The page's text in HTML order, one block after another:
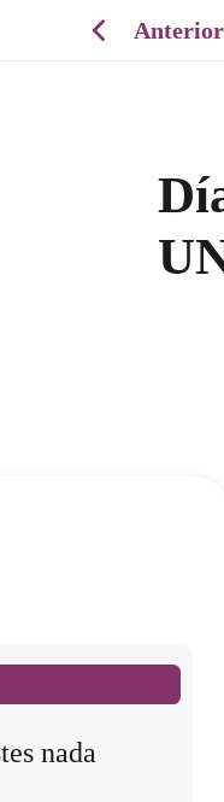
nada